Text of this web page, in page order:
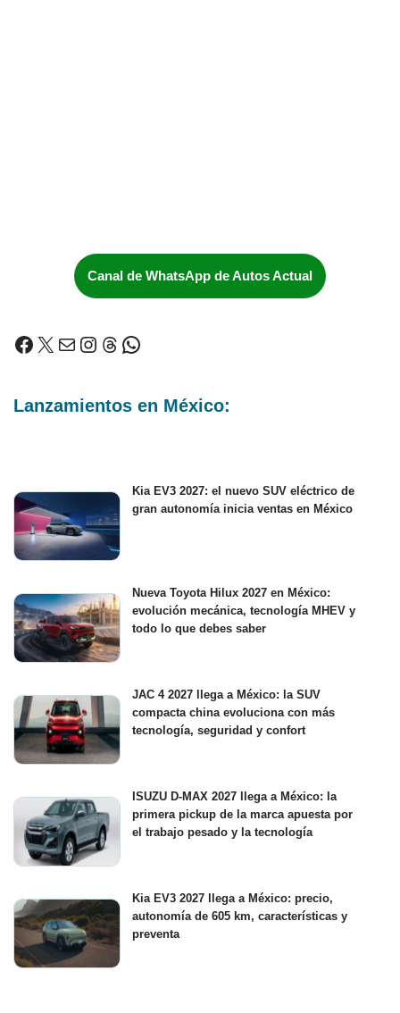
Canal de WhatsApp de Autos Actual
Lanzamientos en México:
Kia EV3 2027: el nuevo SUV eléctrico de
gran autonomía inicia ventas en México
Nueva Toyota Hilux 2027 en México:
evolución mecánica, tecnología MHEV y
todo lo que debes saber
JAC 4 2027 llega a México: la SUV
compacta china evoluciona con más
tecnología, seguridad y confort
ISUZU D-MAX 2027 llega a México: la
primera pickup de la marca apuesta por
el trabajo pesado y la tecnología
Kia EV3 2027 llega a México: precio,
autonomía de 605 km, características y
preventa